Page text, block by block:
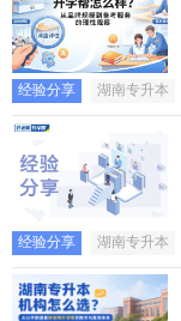
经验分享 湖南专升本
经验分享 湖南专升本